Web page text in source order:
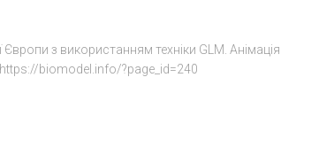
з використанням техніки GLM. Анімація
biomodel.info/?page_id=240